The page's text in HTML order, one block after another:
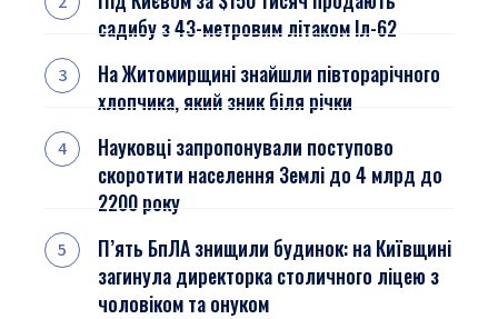
садибу з 43-метровим літаком Іл-62
На Житомирщині знайшли півторарічного
хлопчика, який зник біля річки
Науковці запропонували поступово
скоротити населення Землі до 4 млрд до
2200 року
П’ять БпЛА знищили будинок: на Київщині
загинула директорка столичного ліцею з
чоловіком та онуком